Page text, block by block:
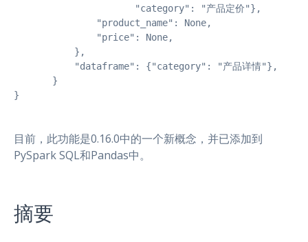
                      "category": "产品定价"},
               "product_name": None,
               "price": None,
           },
           "dataframe": {"category": "产品详情"},
       }
}
目前，此功能是0.16.0中的一个新概念，并已添加到
PySpark SQL和Pandas中。
摘要